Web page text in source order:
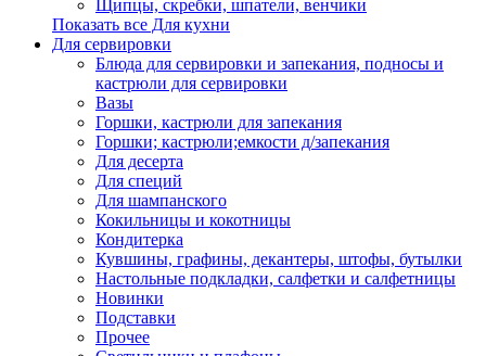
Щипцы, скребки, шпатели, венчики
Показать все Для кухни
Для сервировки
Блюда для сервировки и запекания, подносы и
кастрюли для сервировки
Вазы
Горшки, кастрюли для запекания
Горшки; кастрюли;емкости д/запекания
Для десерта
Для специй
Для шампанского
Кокильницы и кокотницы
Кондитерка
Кувшины, графины, декантеры, штофы, бутылки
Настольные подкладки, салфетки и салфетницы
Новинки
Подставки
Прочее